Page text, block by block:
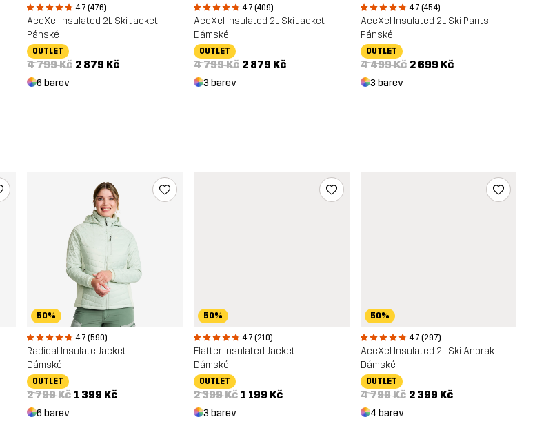
4.7 (476)
AccXel Insulated 2L Ski Jacket
Pánské
OUTLET
4 799 Kč 2 879 Kč
6 barev
4.7 (409)
AccXel Insulated 2L Ski Jacket
Dámské
OUTLET
4 799 Kč 2 879 Kč
3 barev
4.7 (454)
AccXel Insulated 2L Ski Pants
Pánské
OUTLET
4 499 Kč 2 699 Kč
3 barev
50%
4.7 (590)
Radical Insulate Jacket
Dámské
OUTLET
2 799 Kč 1 399 Kč
6 barev
50%
4.7 (210)
Flatter Insulated Jacket
Dámské
OUTLET
2 399 Kč 1 199 Kč
3 barev
50%
4.7 (297)
AccXel Insulated 2L Ski Anorak
Dámské
OUTLET
4 799 Kč 2 399 Kč
4 barev